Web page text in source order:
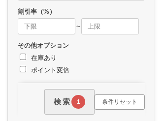
割引率（%）
～
その他オプション
在庫あり
ポイント変倍
検索 1 条件リセット